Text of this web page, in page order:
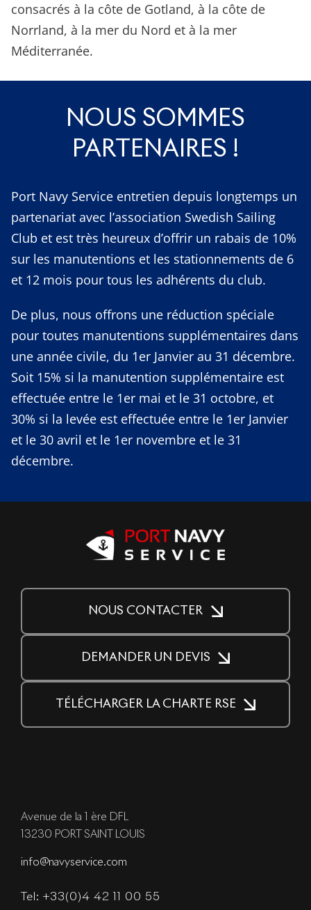
consacrés à la côte de Gotland, à la côte de
Norrland, à la mer du Nord et à la mer
Méditerranée.
NOUS SOMMES
PARTENAIRES !
Port Navy Service entretien depuis longtemps un
partenariat avec l’association Swedish Sailing
Club et est très heureux d’offrir un rabais de 10%
sur les manutentions et les stationnements de 6
et 12 mois pour tous les adhérents du club.
De plus, nous offrons une réduction spéciale
pour toutes manutentions supplémentaires dans
une année civile, du 1er Janvier au 31 décembre.
Soit 15% si la manutention supplémentaire est
effectuée entre le 1er mai et le 31 octobre, et
30% si la levée est effectuée entre le 1er Janvier
et le 30 avril et le 1er novembre et le 31
décembre.
NOUS CONTACTER
DEMANDER UN DEVIS
TÉLÉCHARGER LA CHARTE RSE
Avenue de la 1 ère DFL
13230 PORT SAINT LOUIS
info@navyservice.com
Tel: +33(0)4 42 11 00 55